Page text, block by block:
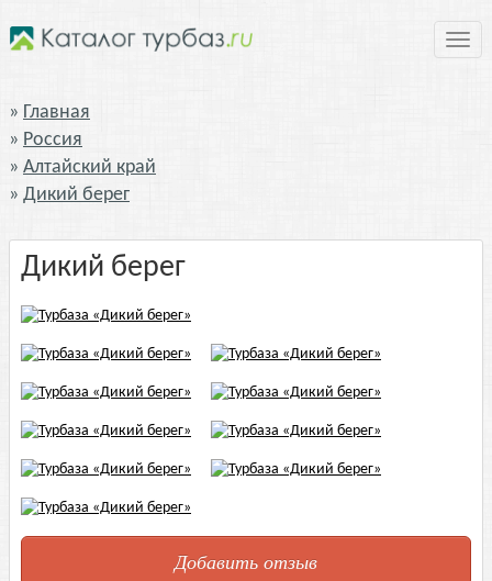
Главная
Россия
Алтайский край
Дикий берег
Дикий берег
Добавить отзыв